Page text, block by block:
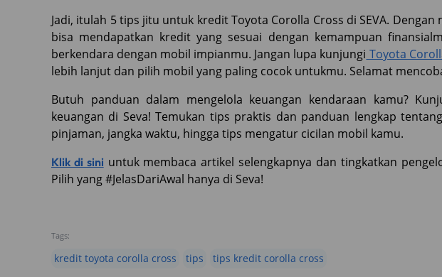
Jadi, itulah 5 tips jitu untuk kredit Toyota Corolla Cross di SEVA.
bisa mendapatkan kredit yang sesuai dengan kemampuan
berkendara dengan mobil impianmu. Jangan lupa kunjungi Toyota
lebih lanjut dan pilih mobil yang paling cocok untukmu. Selamat
Butuh panduan dalam mengelola keuangan kendaraan kamu?
keuangan di Seva! Temukan tips praktis dan panduan lengkap
pinjaman, jangka waktu, hingga tips mengatur cicilan mobil kamu.
Klik di sini untuk membaca artikel selengkapnya dan tingkatkan
Pilih yang #JelasDariAwal hanya di Seva!
Tags:
kredit toyota corolla cross tips tips kredit corolla cross